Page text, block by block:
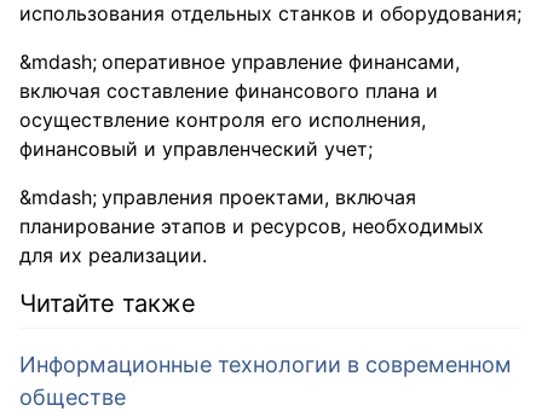
использования отдельных станков и оборудования;
оперативное управление финансами,
включая составление финансового плана и
осуществление контроля его исполнения,
финансовый и управленческий учет;
управления проектами, включая
планирование этапов и ресурсов, необходимых
для их реализации.
Читайте также
Информационные технологии в современном
обществе